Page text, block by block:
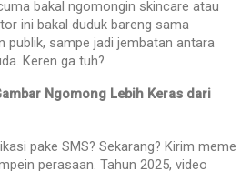
bakal ngomongin skincare atau
ini bakal duduk bareng sama
publik, sampe jadi jembatan antara
Keren ga tuh?
Ngomong Lebih Keras dari
pake SMS? Sekarang? Kirim meme
perasaan. Tahun 2025, video